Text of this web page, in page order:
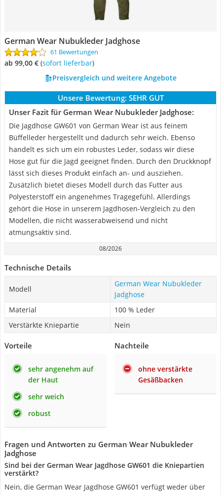
German Wear Nubukleder Jadghose
61 Bewertungen
ab 99,00 € ( Sofort lieferbar)
Preisvergleich und weitere Angebote
Unsere Bewertung: SEHR GUT
Unser Fazit für German Wear Nubukleder Jadghose:
Die Jagdhose GW601 von German Wear ist aus feinem
Büffelleder hergestellt und dadurch sehr weich. Ebenso
handelt es sich um ein robustes Leder, sodass wir diese
Hose gut für die Jagd geeignet finden. Durch den Druckknopf
lässt sich dieses Produkt einfach an- und ausziehen.
Zusätzlich bietet dieses Modell durch das Futter aus
Polyesterstoff ein angenehmes Tragegefühl. Allerdings
gehört die Hose in unserem Jagdhosen-Vergleich zu den
Modellen, die nicht wasserabweisend und nicht
atmungsaktiv sind.
08/2026
Technische Details
Modell
German Wear Nubukleder
Jadghose
Material
100 % Leder
Verstärkte Kniepartie
Nein
Vorteile
sehr angenehm auf
der Haut
sehr weich
robust
Nachteile
ohne verstärkte
Gesäßbacken
Fragen und Antworten zu German Wear Nubukleder
Jadghose
Sind bei der German Wear Jagdhose GW601 die Kniepartien
verstärkt?
Nein, die German Wear Jagdhose GW601 verfügt weder über